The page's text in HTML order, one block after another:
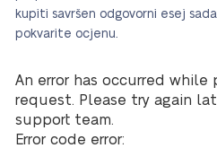
kupiti savršen odgovorni esej
pokvarite ocjenu.
An error has occurred while
request. Please try again
support team.
Error code error: